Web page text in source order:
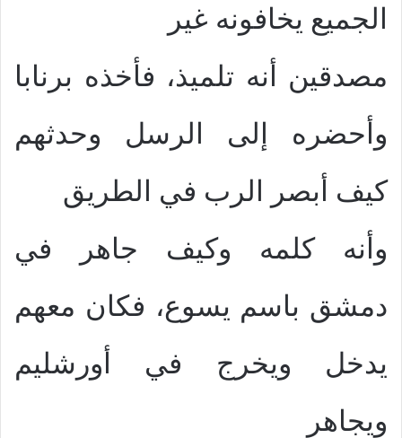
الجميع يخافونه غير
مصدقين أنه تلميذ، فأخذه برنابا
وأحضره إلى الرسل وحدثهم
كيف أبصر الرب في الطريق
وأنه كلمه وكيف جاهر في
دمشق باسم يسوع، فكان معهم
يدخل ويخرج في أورشليم
ويجاهر